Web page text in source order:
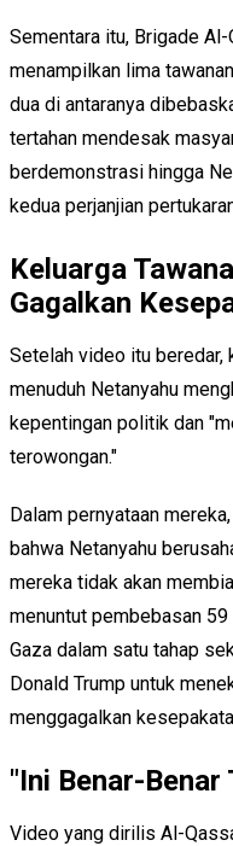
Sementara itu, Brigade
menampilkan lima
dua di antaranya
tertahan mendesak
berdemonstrasi hingga
kedua perjanjian
Keluarga
Gagalkan
Setelah video itu beredar,
menuduh Netanyahu
kepentingan politik dan
terowongan."
Dalam pernyataan
bahwa Netanyahu
mereka tidak akan
menuntut pembebasan
Gaza dalam satu tahap
Donald Trump untuk
menggagalkan
"Ini Benar-
Video yang dirilis Al-